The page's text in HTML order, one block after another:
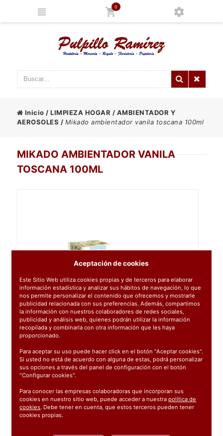
0
Inicio /LIMPIEZA HOGAR / AMBIENTADOR Y
AEROSOLES / Mikado ambientador vanila toscana 100ml
MIKADO AMBIENTADOR VANILA
TOSCANA 100ML
Aceptación de cookies
Este Sitio Web utiliza cookies propias y de terceros para elaborar
información estadística y analizar sus hábitos de navegación, lo que
nos permite personalizar el contenido que ofrecemos y mostrarle
publicidad relacionada con sus preferencias. Además, compartimos
la información con nuestros colaboradores de redes sociales,
publicidad y análisis web, quienes podrán utilizar la información
recopilada y combinarla con otra información que les haya
proporcionado.
Para aceptar su uso puede hacer click en el botón "Aceptar cookies".
Si usted no está de acuerdo con alguna de estas, podrá personalizar
sus opciones a través del panel de configuración con el botón
"Configurar cookies".
Para conocer las empresas colaboradoras que incorporan sus
cookies en nuestro sitio web, puede acceder a nuestrapolítica de
cookies. Debe tener en cuenta, que estos terceros pueden tener
cookies propias.